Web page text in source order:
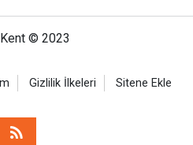
© 2023
Gizlilik İlkeleri Sitene Ekle